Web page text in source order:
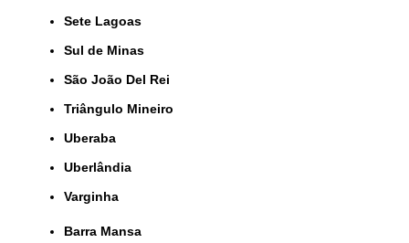
Sete Lagoas
Sul de Minas
São João Del Rei
Triângulo Mineiro
Uberaba
Uberlândia
Varginha
Barra Mansa